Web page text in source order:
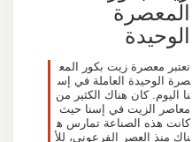
المعصرة
الوحيدة
تعتبر معصرة زيت بكور المع
صرة الوحيدة العاملة في إس
نا اليوم. كان هناك الكثير من
معاصر الزيت في إسنا حيث
كانت هذه الصناعة تمارس ه
ناك منذ العصر الفرعوني، للأ